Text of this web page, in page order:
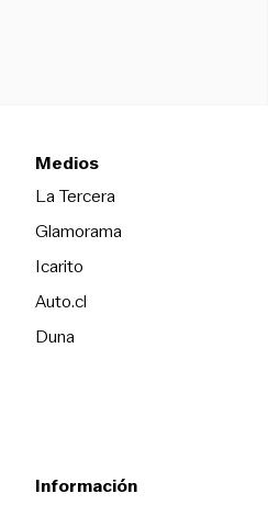
Medios
La TerceraOpens in new
Glamorama
Icarito
Auto.cl
DunaOpens in new window
Información